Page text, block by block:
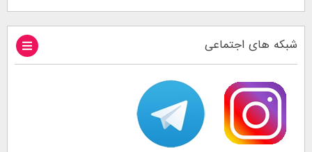
شبکه های اجتماعی